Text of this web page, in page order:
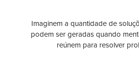
Imaginem a quantidade de
podem ser geradas quando
reúnem para resolver